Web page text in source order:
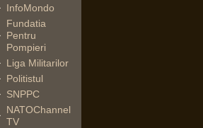
InfoMondo
Fundatia
Pentru
Pompieri
Liga Militarilor
Politistul
SNPPC
NATOChannel
TV